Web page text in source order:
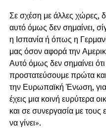
Σε σχέση με άλλες χώρες,
αυτό όμως δεν σημαίνει,
η Ισπανία ή όπως η
μας όσον αφορά την
Αυτό όμως δεν σημαίνει
προστατεύσουμε πρώτα
την Ευρωπαϊκή Ένωση,
έχεις μια κοινή ευρύτερα
και σε συνεργασία με τους
να γίνει».